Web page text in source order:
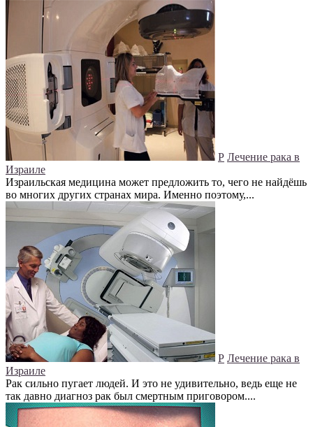
Р Лечение рака в
Израиле
Израильская медицина может предложить то, чего не найдёшь
во многих других странах мира. Именно поэтому,...
Р Лечение рака в
Израиле
Рак сильно пугает людей. И это не удивительно, ведь еще не
так давно диагноз рак был смертным приговором....